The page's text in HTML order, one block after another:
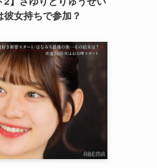
女持ちで参加？